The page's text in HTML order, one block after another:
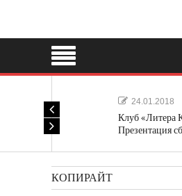
24.01.2018
Клуб «Литера
Презентация
КОПИРАЙТ